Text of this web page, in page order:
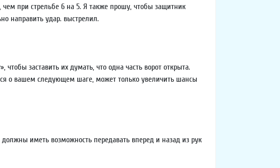
при стрельбе 6 на 5. Я также прошу, чтобы защитник
направить удар. выстрелил.
чтобы заставить их думать, что одна часть ворот открыта.
о вашем следующем шаге, может только увеличить шансы
иметь возможность передавать вперед и назад из рук